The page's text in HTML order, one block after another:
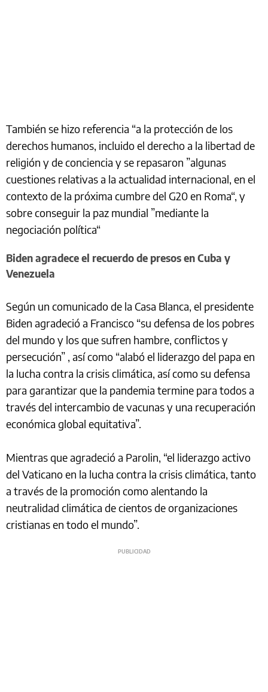
También se hizo referencia “a la protección de los
derechos humanos, incluido el derecho a la libertad de
religión y de conciencia y se repasaron ”algunas
cuestiones relativas a la actualidad internacional, en el
contexto de la próxima cumbre del G20 en Roma“, y
sobre conseguir la paz mundial ”mediante la
negociación política“
Biden agradece el recuerdo de presos en Cuba y
Venezuela
Según un comunicado de la Casa Blanca, el presidente
Biden agradeció a Francisco “su defensa de los pobres
del mundo y los que sufren hambre, conflictos y
persecución” , así como “alabó el liderazgo del papa en
la lucha contra la crisis climática, así como su defensa
para garantizar que la pandemia termine para todos a
través del intercambio de vacunas y una recuperación
económica global equitativa”.
Mientras que agradeció a Parolin, “el liderazgo activo
del Vaticano en la lucha contra la crisis climática, tanto
a través de la promoción como alentando la
neutralidad climática de cientos de organizaciones
cristianas en todo el mundo”.